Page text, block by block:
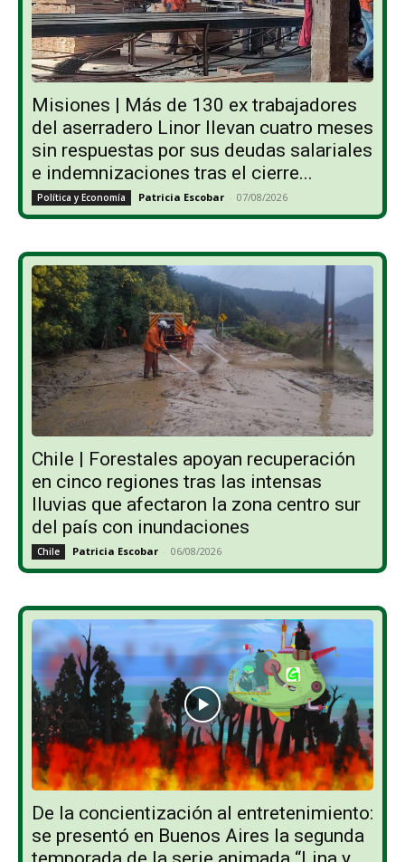
Misiones | Más de 130 ex trabajadores
del aserradero Linor llevan cuatro meses
sin respuestas por sus deudas salariales
e indemnizaciones tras el cierre...
Política y Economía Patricia Escobar - 07/08/2026
Chile | Forestales apoyan recuperación
en cinco regiones tras las intensas
lluvias que afectaron la zona centro sur
del país con inundaciones
Chile Patricia Escobar - 06/08/2026
De la concientización al entretenimiento:
se presentó en Buenos Aires la segunda